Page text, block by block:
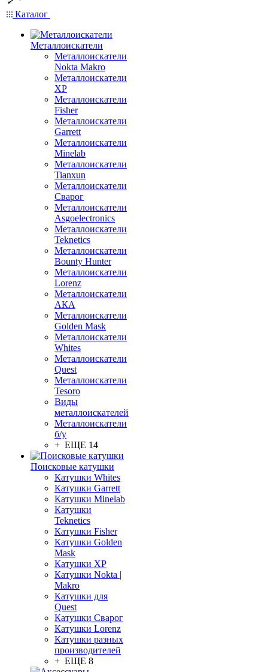
Каталог
Металлоискатели
Металлоискатели
Nokta Makro
Металлоискатели
XP
Металлоискатели
Fisher
Металлоискатели
Garrett
Металлоискатели
Minelab
Металлоискатели
Tianxun
Металлоискатели
Сварог
Металлоискатели
Asgoelectronics
Металлоискатели
Teknetics
Металлоискатели
Bounty Hunter
Металлоискатели
Lorenz
Металлоискатели
АКА
Металлоискатели
Golden Mask
Металлоискатели
Whites
Металлоискатели
Quest
Металлоискатели
Tesoro
Виды
металлоискателей
Металлоискатели
б/у
+ ЕЩЕ 14
Поисковые катушки
Катушки Whites
Катушки Garrett
Катушки Minelab
Катушки
Teknetics
Катушки Fisher
Катушки Golden
Mask
Катушки XP
Катушки Nokta |
Makro
Катушки для
Quest
Катушки Сварог
Катушки Lorenz
Катушки разных
производителей
+ ЕЩЕ 8